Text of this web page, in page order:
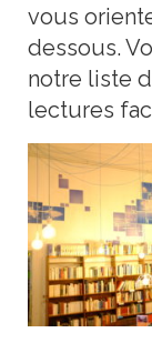
Cours pour
Niveaux de
Cours
Atelier de
Formation
Cours
Stages
Centre
Inscriptions
L’allemand
Infos profs
Formation
Section
AbiBac
Dernières
Cercle de
Deutsch-
écolotude
Coaching
Point info
Volontariat
Petites
Parcourir les
Rédiger une
Classe@Klasse
Visite en
Notre équipe
Equipe de
50 ans en
Maison de
Plan d’accès
PARTENAIRES
Partenaires
Réseaux
Réseau d’affaires
Liens utiles
JEU
99Ballons
vous
dessous.
notre liste
lectures